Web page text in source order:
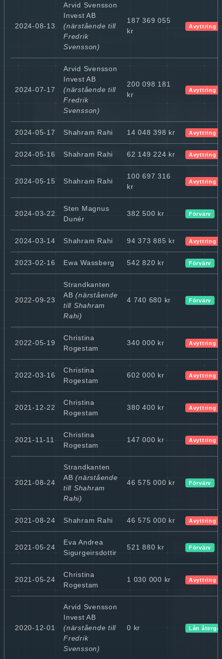
2024-08-13
Arvid Svensson
Invest AB
(närstående till
Fredrik
Svensson)
187 369 055
kr
Avyttring
2024-07-17
Arvid Svensson
Invest AB
(närstående till
Fredrik
Svensson)
200 098 181
kr
Avyttring
2024-05-17 Shahram Rahi 14 048 398 kr Avyttring
2024-05-16 Shahram Rahi 62 149 224 kr Avyttring
2024-05-15 Shahram Rahi
100 697 316
kr
Avyttring
2024-03-22
Sten Magnus
Dunér
382 500 kr Förvärv
2024-03-14 Shahram Rahi 94 373 885 kr Avyttring
2023-02-16 Ewa Wassberg 542 820 kr Förvärv
2022-09-23
Strandkanten
AB (närstående
till Shahram
Rahi)
4 740 680 kr Förvärv
2022-05-19
Christina
Rogestam
340 000 kr Avyttring
2022-03-16
Christina
Rogestam
602 000 kr Avyttring
2021-12-22
Christina
Rogestam
380 400 kr Avyttring
2021-11-11
Christina
Rogestam
147 000 kr Avyttring
2021-08-24
Strandkanten
AB (närstående
till Shahram
Rahi)
46 575 000 kr Förvärv
2021-08-24 Shahram Rahi 46 575 000 kr Avyttring
2021-05-24
Eva Andrea
Sigurgeirsdottir
521 880 kr Förvärv
2021-05-24
Christina
Rogestam
1 030 000 kr Avyttring
2020-12-01
Arvid Svensson
Invest AB
(närstående till
Fredrik
Svensson)
0 kr Lån